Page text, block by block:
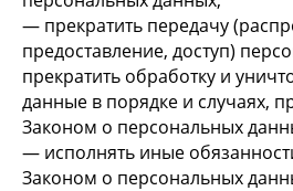
— прекратить передачу
предоставление, доступ)
прекратить обработку и
данные в порядке и случаях,
Законом о персональных
— исполнять иные
Законом о персональных